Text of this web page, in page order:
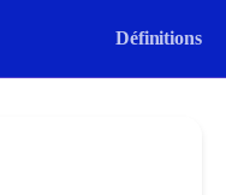
Définitions